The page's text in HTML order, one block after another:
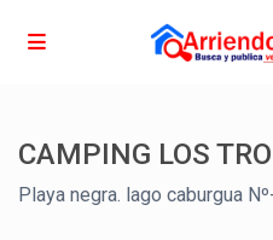
CAMPING LOS
Playa negra. lago caburgua